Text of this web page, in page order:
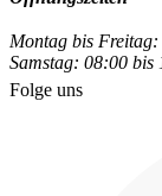
Montag bis
Samstag: 08:00 bis
Folge uns